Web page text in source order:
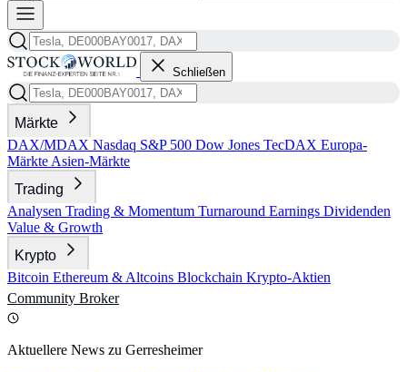
Schließen
Märkte
DAX/MDAX Nasdaq S&P 500 Dow Jones TecDAX Europa-
Märkte Asien-Märkte
Trading
Analysen Trading & Momentum Turnaround Earnings Dividenden
Value & Growth
Krypto
Bitcoin Ethereum & Altcoins Blockchain Krypto-Aktien
Community Broker
Aktuellere News zu Gerresheimer